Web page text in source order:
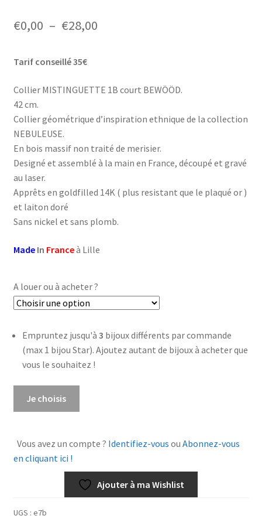
€0,00 – €28,00Plage
€0,00
Tarif conseillé 35€
Collier MISTINGUETTE 1B court BEWÖÖD.
42 cm.
Collier géométrique d’inspiration ethnique de la collection
NEBULEUSE.
En bois massif non traité de merisier.
Designé et assemblé à la main en France, découpé et gravé
au laser.
Apprêts en goldfilled 14K ( plus resistant que le plaqué or )
et laiton doré
Sans nickel et sans plomb.
MadeIn Franceà Lille
A louer ou à acheter ?
Empruntez jusqu'à 3 bijoux différents par commande
(max 1 bijou Star). Ajoutez autant de bijoux à acheter que
vous le souhaitez !
1B
Je choisis
Vous avez un compte ? Identifiez-vous ou Abonnez-vous
en cliquant ici !
Ajouter à ma Wishlist
UGS : e7b